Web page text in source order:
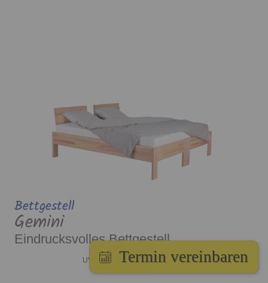
Bettgestell
Gemini
Eindrucksvolles Bettgestell
UVP ab 1.609,00 €
Termin vereinbaren